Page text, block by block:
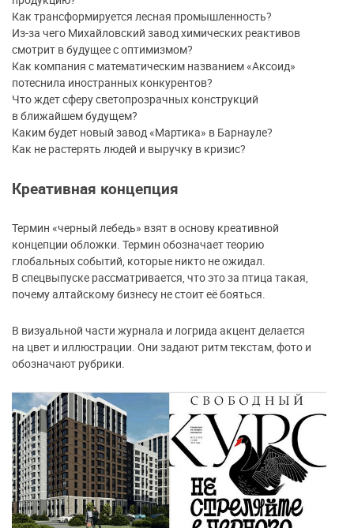
Как трансформируется лесная промышленность?
Из-за чего Михайловский завод химических реактивов
смотрит в будущее с оптимизмом?
Как компания с математическим названием «Аксоид»
потеснила иностранных конкурентов?
Что ждет сферу светопрозрачных конструкций
в ближайшем будущем?
Каким будет новый завод «Мартика» в Барнауле?
Как не растерять людей и выручку в кризис?
Креативная концепция
Термин «черный лебедь» взят в основу креативной
концепции обложки. Термин обозначает теорию
глобальных событий, которые никто не ожидал.
В спецвыпуске рассматривается, что это за птица такая,
почему алтайскому бизнесу не стоит её бояться.
В визуальной части журнала и логрида акцент делается
на цвет и иллюстрации. Они задают ритм текстам, фото и
обозначают рубрики.